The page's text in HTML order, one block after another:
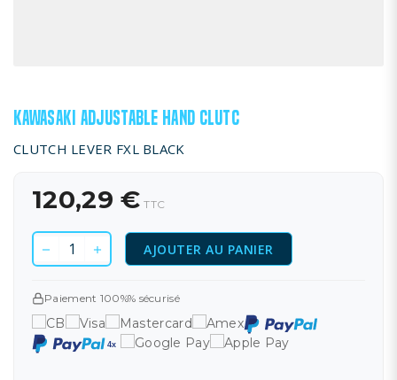
KAWASAKI ADJUSTABLE HAND CLUTC
CLUTCH LEVER FXL BLACK
120,29 € TTC
AJOUTER AU PANIER
Paiement 100%% sécurisé